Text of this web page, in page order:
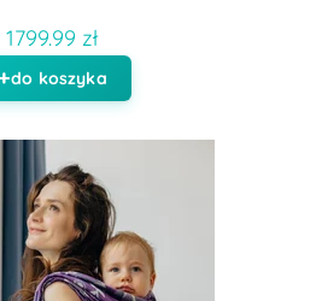
1799.99 zł
do koszyka